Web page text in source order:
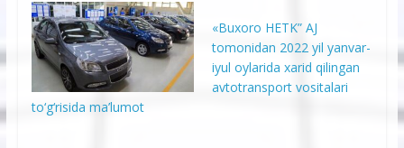
«Buxoro HETK” AJ
tomonidan 2022 yil yanvar-
iyul oylarida xarid qilingan
avtotransport vositalari
to‘g‘risida ma’lumot